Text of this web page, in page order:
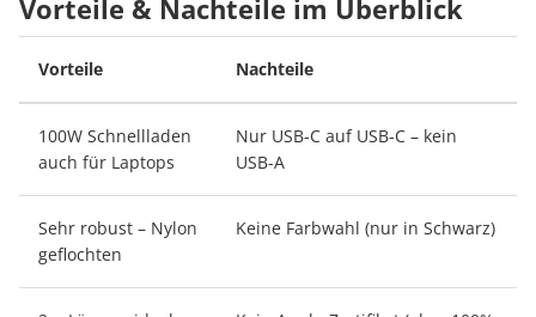
Vorteile & Nachteile im Überblick
Vorteile Nachteile
100W Schnellladen
auch für Laptops
Nur USB-C auf USB-C – kein
USB-A
Sehr robust – Nylon
geflochten
Keine Farbwahl (nur in Schwarz)